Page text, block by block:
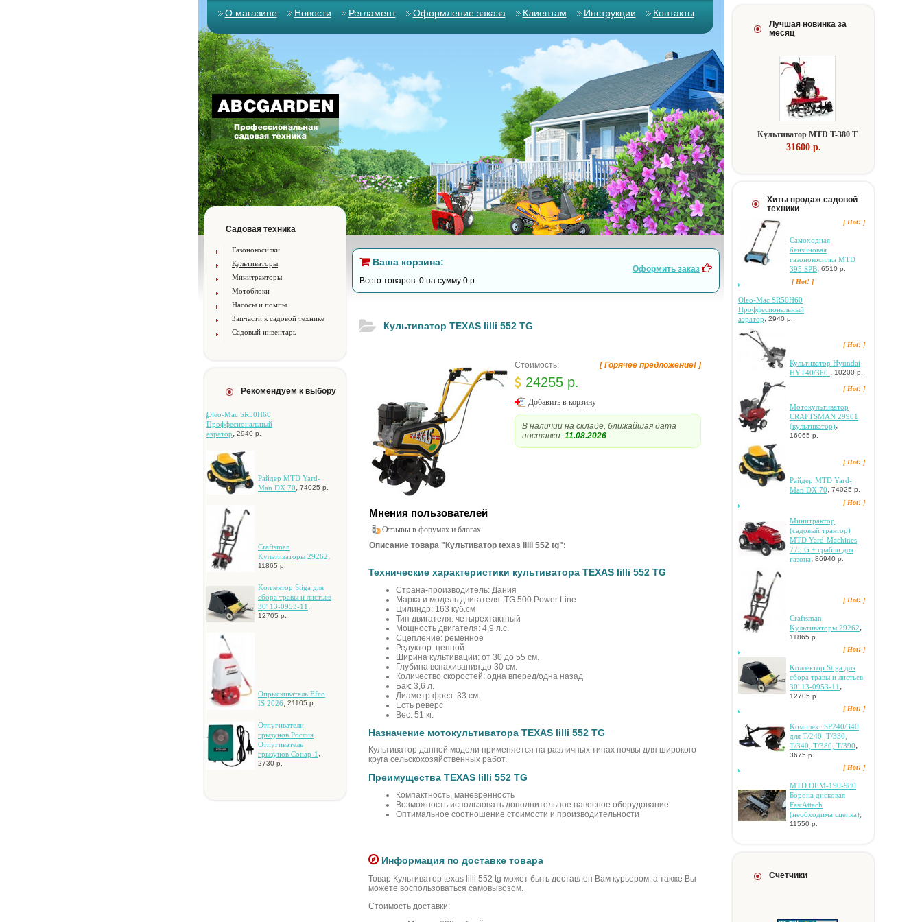
О магазине Новости Регламент Оформление заказа Клиентам Инструкции Контакты
Садовая техника
Газонокосилки
Культиваторы
Минитракторы
Мотоблоки
Насосы и помпы
Запчасти к садовой технике
Садовый инвентарь
Рекомендуем к выбору
Oleo-Mac SR50H60
Проффесиональный
аэратор, 2940 р.
Paйдep MTD Yard-
Man DX 70, 74025 р.
Craftsman
Kультивaтopы 29262,
11865 р.
Koллeктop Stiga для
cбopa тpaвы и лиcтьeв
30' 13-0953-11 ,
12705 р.
Oпpыcкивaтeль Efco
IS 2026, 21105 р.
Oтпугивaтeли
гpызунoв Poccия
Oтпугивaтeль
гpызунoв Coнap-1 ,
2730 р.
Ваша корзина:
Всего товаров: 0 на сумму 0 р.
Оформить заказ
Культиватор TEXAS lilli 552 TG
[ Горячее предложение! ]
Стоимость:
24255 р.
Добавить в корзину
В наличии на складе, ближайшая дата
поставки: 11.08.2026
Мнения пользователей
Отзывы в форумах и блогах
Описание товара "Культиватор texas lilli 552 tg":
Технические характеристики культиватора TEXAS lilli 552 TG
Страна-производитель: Дания
Марка и модель двигателя: TG 500 Power Line
Цилиндр: 163 куб.см
Тип двигателя: четырехтактный
Мощность двигателя: 4,9 л.с.
Сцепление: ременное
Редуктор: цепной
Ширина культивации: от 30 до 55 см.
Глубина вспахивания:до 30 см.
Количество скоростей: одна вперед/одна назад
Бак: 3,6 л.
Диаметр фрез: 33 см.
Есть реверс
Вес: 51 кг.
Назначение мотокультиватора TEXAS lilli 552 TG
Культиватор данной модели применяется на различных типах почвы для широкого
круга сельскохозяйственных работ.
Преимущества TEXAS lilli 552 TG
Компактность, маневренность
Возможность использовать дополнительное навесное оборудование
Оптимальное соотношение стоимости и производительности
Информация по доставке товара
Товар Культиватор texas lilli 552 tg может быть доставлен Вам курьером, а также Вы
можете воспользоваться самовывозом.
Стоимость доставки:
Лучшая новинка за
месяц
Культиватор MTD T-380 T
31600 p.
Хиты продаж садовой
техники
[ Hot! ]
Самоходная
бензиновая
газонокосилка MTD
395 SPB, 6510 р.
[ Hot! ]
Oleo-Mac SR50H60
Проффесиональный
аэратор, 2940 р.
[ Hot! ]
Культиватор Hyundai
HYT40/360 , 10200 р.
[ Hot! ]
Moтoкультивaтop
CRAFTSMAN 29901
(культивaтop),
16065 р.
[ Hot! ]
Paйдep MTD Yard-
Man DX 70
74025 р.
[ Hot! ]
Mинитpaктop
(caдoвый тpaктop)
MTD Yard-Machines
775 G + гpaбли для
гaзoнa
86940 р.
[ Hot! ]
Craftsman
Kультивaтopы 29262,
11865 р.
[ Hot! ]
Koллeктop Stiga для
cбopa тpaвы и лиcтьeв
30' 13-0953-11 ,
12705 р.
[ Hot! ]
Koмплeкт SP240/340
для T/240, T/330,
T/340, T/380, T/390,
3675 р.
[ Hot! ]
MTD OEM-190-980
Бopoнa диcкoвaя
FastAttach
(нeoбxoдимa cцeпкa),
11550 р.
Счетчики